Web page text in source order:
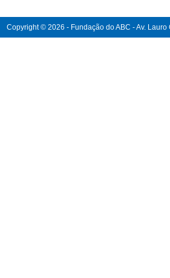
Copyright © 2026 - Fundação do ABC - Av.